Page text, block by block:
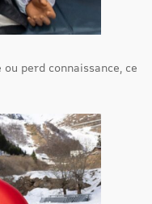
perd connaissance, ce